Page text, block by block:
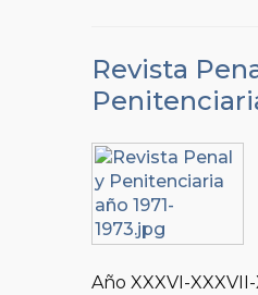
Revista
Año XXXVI-XXXVII-